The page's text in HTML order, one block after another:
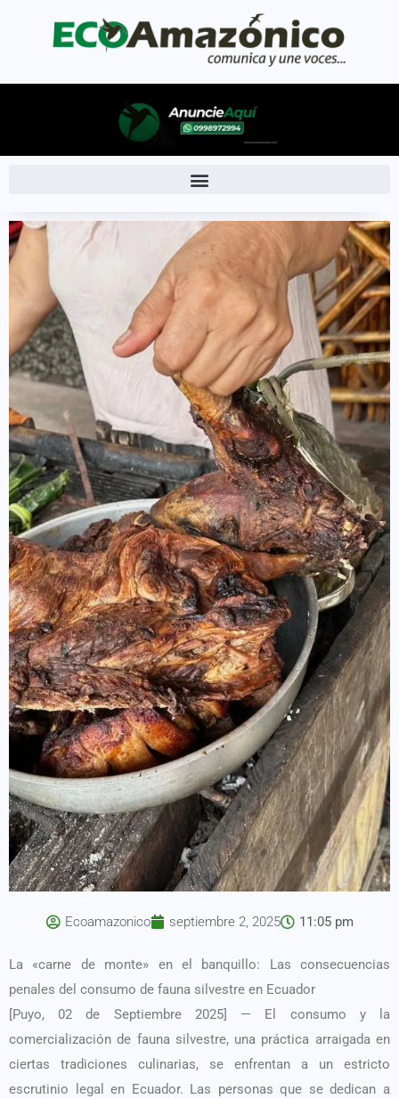
Ecoamazonico septiembre 2, 2025 11:05 pm
La «carne de monte» en el banquillo: Las consecuencias
penales del consumo de fauna silvestre en Ecuador
[Puyo, 02 de Septiembre 2025] — El consumo y la
comercialización de fauna silvestre, una práctica arraigada en
ciertas tradiciones culinarias, se enfrentan a un estricto
escrutinio legal en Ecuador. Las personas que se dedican a